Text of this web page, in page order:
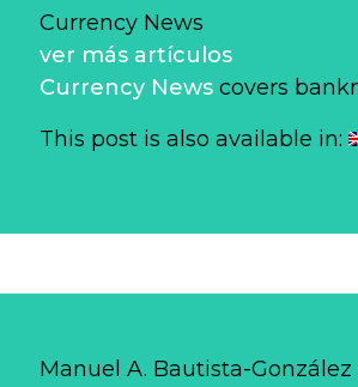
Currency News
ver más artículos
Currency News covers
This post is also available in:
Manuel A. Bautista-